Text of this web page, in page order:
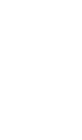
Contra
con la